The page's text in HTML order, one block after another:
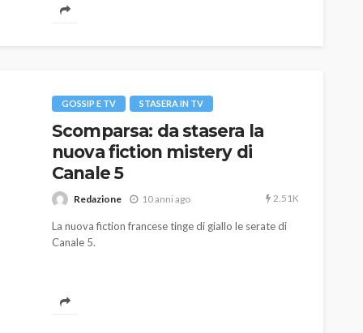
GOSSIP E TV STASERA IN TV
Scomparsa: da stasera la
nuova fiction mistery di
Canale 5
Redazione 10 anni ago 2.51K
La nuova fiction francese tinge di giallo le serate di
Canale 5.
prato
785
Davis: tennis mondiale e
passione per
l’automobilismo
abbracciano la stessa causa
god 9 mesi ago